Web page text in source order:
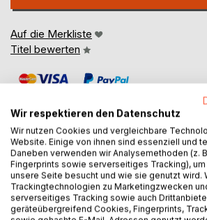
Auf die Merkliste
Titel bewerten
BESCHREIBUNG
Dieses Büchlein erzählt von ganz viel
weltumarmerisch den Erinnerungsduft
Wir respektieren den Datenschutz
Wir nutzen Cookies und vergleichbare
Website. Einige von ihnen sind essenziell und
Daneben verwenden wir Analysemethoden (z.
Fingerprints sowie serverseitiges Tracking),
unsere Seite besucht und wie sie genutzt wird.
Trackingtechnologien zu Marketingzwecken
serverseitiges Tracking sowie auch
geräteübergreifend Cookies, Fingerprints,